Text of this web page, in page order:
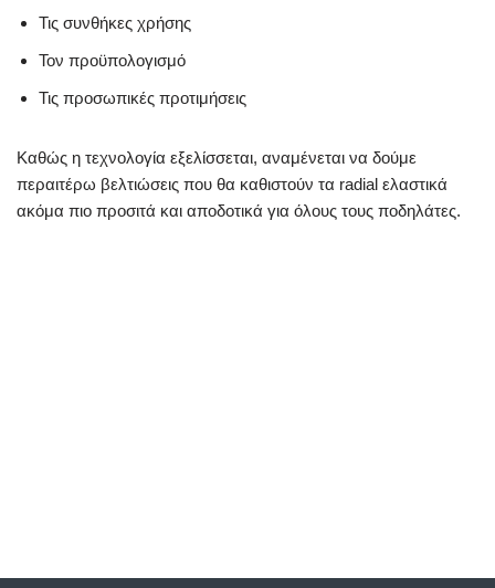
Τις συνθήκες χρήσης
Τον προϋπολογισμό
Τις προσωπικές προτιμήσεις
Καθώς η τεχνολογία εξελίσσεται, αναμένεται να δούμε
περαιτέρω βελτιώσεις που θα καθιστούν τα radial ελαστικά
ακόμα πιο προσιτά και αποδοτικά για όλους τους ποδηλάτες.